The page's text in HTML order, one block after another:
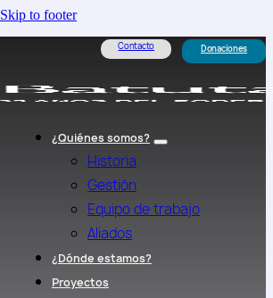
Skip to footer
Contacto Donaciones
¿Quiénes somos?
Historia
Gestión
Equipo de trabajo
Aliados
¿Dónde estamos?
Proyectos